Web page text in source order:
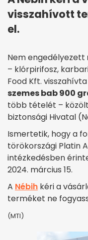
visszahívott
el.
Nem engedélyezett
– klórpirifosz,
Food Kft.
szemes bab 900
több tételét –
biztonsági Hivatal
Ismertetik, hogy a
törökországi Platin
intézkedésben
2024. március 15.
A Nébih kéri a
terméket ne
(MTI)